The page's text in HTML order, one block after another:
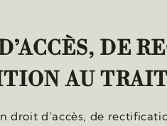
DE
AU
droit d’accès, de